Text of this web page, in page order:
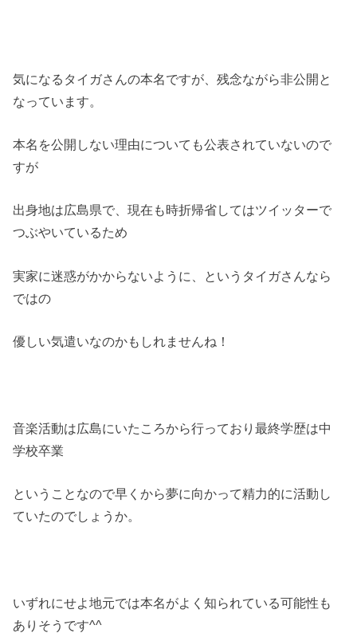
気になるタイガさんの本名ですが、残念ながら非公開と
なっています。
本名を公開しない理由についても公表されていないので
すが
出身地は広島県で、現在も時折帰省してはツイッターで
つぶやいているため
実家に迷惑がかからないように、というタイガさんなら
ではの
優しい気遣いなのかもしれませんね！
音楽活動は広島にいたころから行っており最終学歴は中
学校卒業
ということなので早くから夢に向かって精力的に活動し
ていたのでしょうか。
いずれにせよ地元では本名がよく知られている可能性も
ありそうです^^